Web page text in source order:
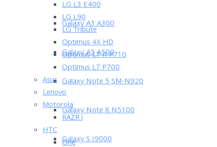
Galaxy A3 A300
Galaxy A5 A500
Galaxy Note 5 SM-N920
Galaxy Note 8 N5100
Galaxy S I9000
LG L3 E400
LG L90
LG Tribute
Optimus 4X HD
Optimus L7 II P710
Optimus L7 P700
Asus
Lenovo
Motorola
RAZR i
HTC
One